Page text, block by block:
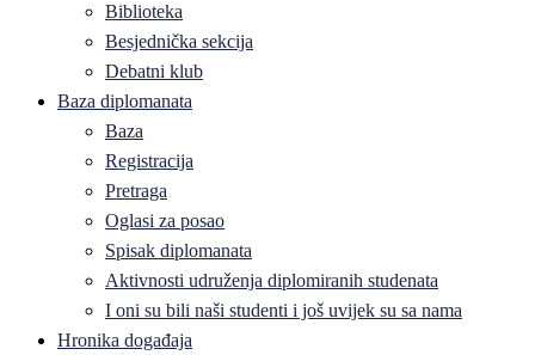
Biblioteka
Besjednička sekcija
Debatni klub
Baza diplomanata
Baza
Registracija
Pretraga
Oglasi za posao
Spisak diplomanata
Aktivnosti udruženja diplomiranih studenata
I oni su bili naši studenti i još uvijek su sa nama
Hronika događaja